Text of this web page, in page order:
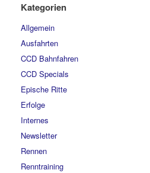
Kategorien
Allgemein
Ausfahrten
CCD Bahnfahren
CCD Specials
Epische Ritte
Erfolge
Internes
Newsletter
Rennen
Renntraining